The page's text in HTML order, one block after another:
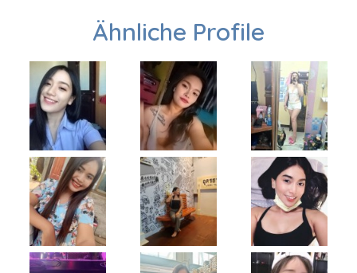
Ähnliche Profile